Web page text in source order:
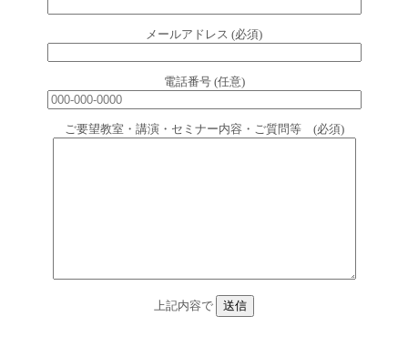
メールアドレス (必須)
電話番号 (任意)
ご要望教室・講演・セミナー内容・ご質問等 (必須)
上記内容で